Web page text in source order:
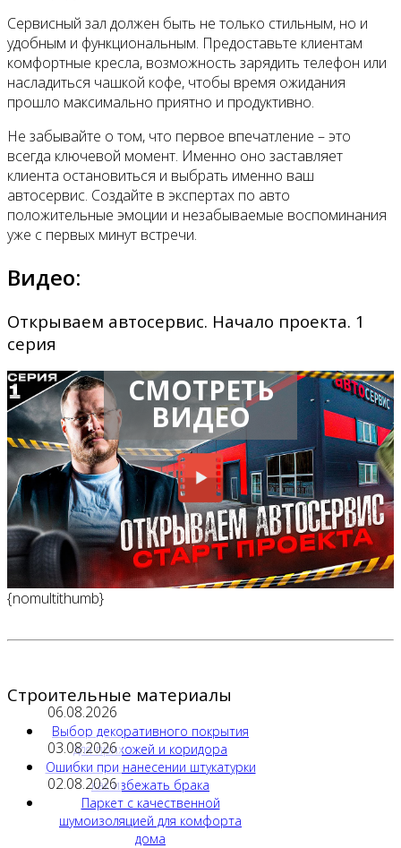
Сервисный зал должен быть не только стильным, но и
удобным и функциональным. Предоставьте клиентам
комфортные кресла, возможность зарядить телефон или
насладиться чашкой кофе, чтобы время ожидания
прошло максимально приятно и продуктивно.
Не забывайте о том, что первое впечатление – это
всегда ключевой момент. Именно оно заставляет
клиента остановиться и выбрать именно ваш
автосервис. Создайте в экспертах по авто
положительные эмоции и незабываемые воспоминания
уже с первых минут встречи.
Видео:
Открываем автосервис. Начало проекта. 1
серия
СМОТРЕТЬ
ВИДЕО
{nomultithumb}
Строительные материалы
06.08.2026
Выбор декоративного покрытия
для прихожей и коридора
03.08.2026
Ошибки при нанесении штукатурки
как избежать брака
02.08.2026
Паркет с качественной
шумоизоляцией для комфорта
дома